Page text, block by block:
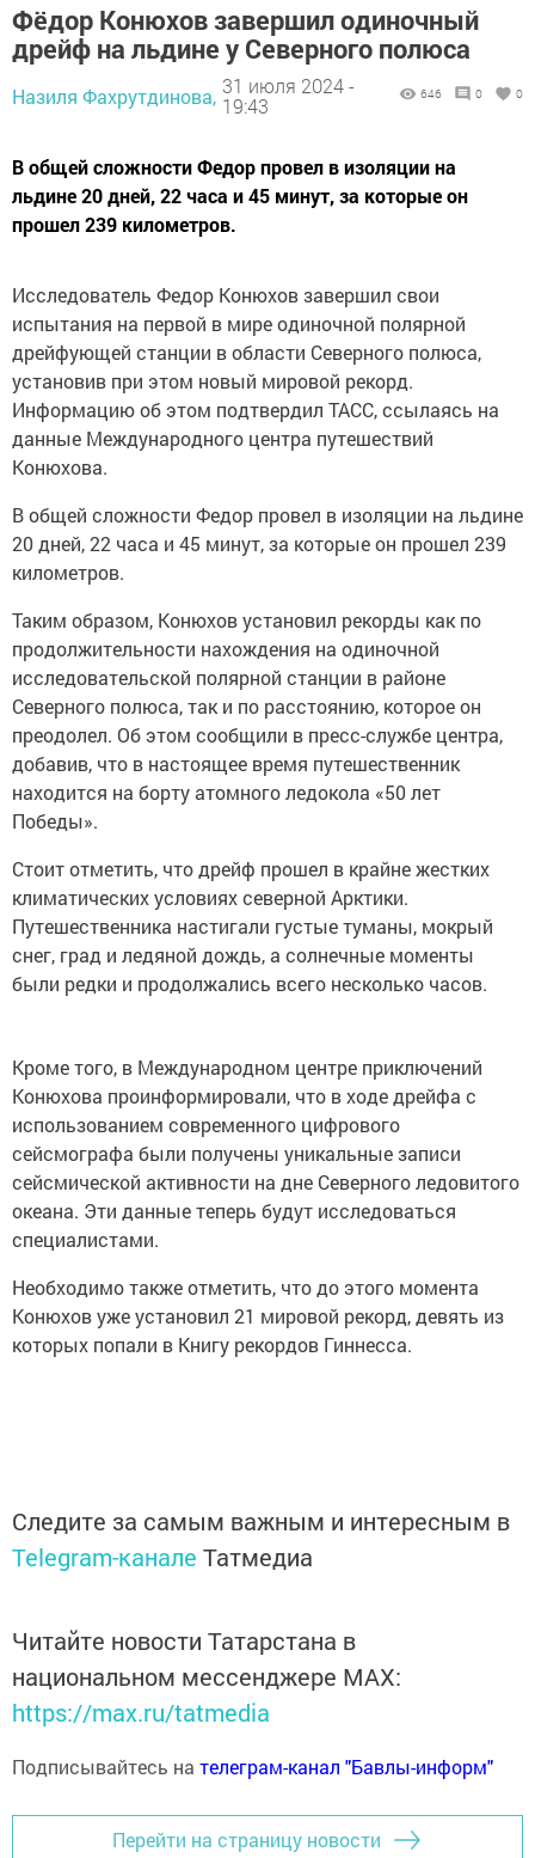
Фёдор Конюхов завершил одиночный
дрейф на льдине у Северного полюса
Назиля Фахрутдинова, 31 июля 2024 -
19:43
646 0 0
В общей сложности Федор провел в изоляции на
льдине 20 дней, 22 часа и 45 минут, за которые он
прошел 239 километров.
Исследователь Федор Конюхов завершил свои
испытания на первой в мире одиночной полярной
дрейфующей станции в области Северного полюса,
установив при этом новый мировой рекорд.
Информацию об этом подтвердил ТАСС, ссылаясь на
данные Международного центра путешествий
Конюхова.
В общей сложности Федор провел в изоляции на льдине
20 дней, 22 часа и 45 минут, за которые он прошел 239
километров.
Таким образом, Конюхов установил рекорды как по
продолжительности нахождения на одиночной
исследовательской полярной станции в районе
Северного полюса, так и по расстоянию, которое он
преодолел. Об этом сообщили в пресс-службе центра,
добавив, что в настоящее время путешественник
находится на борту атомного ледокола «50 лет
Победы».
Стоит отметить, что дрейф прошел в крайне жестких
климатических условиях северной Арктики.
Путешественника настигали густые туманы, мокрый
снег, град и ледяной дождь, а солнечные моменты
были редки и продолжались всего несколько часов.
Кроме того, в Международном центре приключений
Конюхова проинформировали, что в ходе дрейфа с
использованием современного цифрового
сейсмографа были получены уникальные записи
сейсмической активности на дне Северного ледовитого
океана. Эти данные теперь будут исследоваться
специалистами.
Необходимо также отметить, что до этого момента
Конюхов уже установил 21 мировой рекорд, девять из
которых попали в Книгу рекордов Гиннесса.
Следите за самым важным и интересным в
Telegram-канале Татмедиа
Читайте новости Татарстана в
национальном мессенджере MАХ:
https://max.ru/tatmedia
Подписывайтесь на телеграм-канал "Бавлы-информ"
Перейти на страницу новости